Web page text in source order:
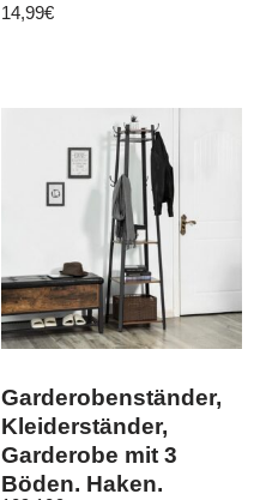
14,99€
Garderobenständer,
Kleiderständer,
Garderobe mit 3
Böden, Haken,